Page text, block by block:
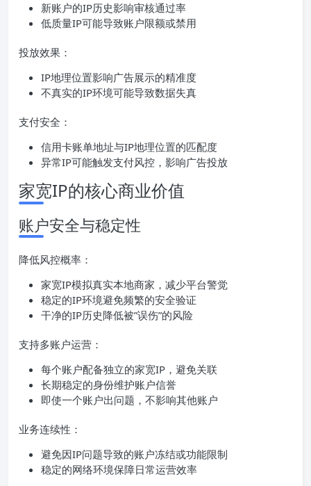
新账户的IP历史影响审核通过率
低质量IP可能导致账户限额或禁用
投放效果：
IP地理位置影响广告展示的精准度
不真实的IP环境可能导致数据失真
支付安全：
信用卡账单地址与IP地理位置的匹配度
异常IP可能触发支付风控，影响广告投放
家宽IP的核心商业价值
账户安全与稳定性
降低风控概率：
家宽IP模拟真实本地商家，减少平台警觉
稳定的IP环境避免频繁的安全验证
干净的IP历史降低被”误伤”的风险
支持多账户运营：
每个账户配备独立的家宽IP，避免关联
长期稳定的身份维护账户信誉
即使一个账户出问题，不影响其他账户
业务连续性：
避免因IP问题导致的账户冻结或功能限制
稳定的网络环境保障日常运营效率